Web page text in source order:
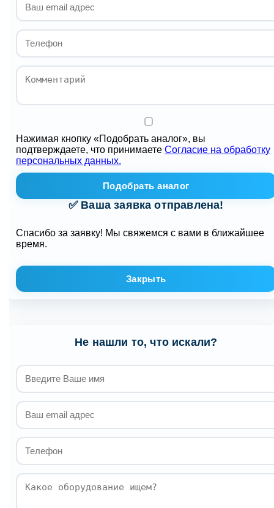
Нажимая кнопку «Подобрать аналог», вы
подтверждаете, что принимаетеСогласие на обработку
персональных данных.
Подобрать аналог
✅ Ваша заявка отправлена!
Спасибо за заявку! Мы свяжемся с вами в ближайшее
время.
Закрыть
Не нашли то, что искали?